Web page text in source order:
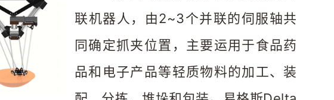
联机器人，由2~3个并联的伺服轴共
同确定抓夹位置，主要运用于食品药
品和电子产品等轻质物料的加工、装